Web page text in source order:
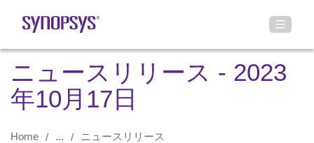
ニュースリリース - 2023
年10月17日
Home ...
ニュースリリース